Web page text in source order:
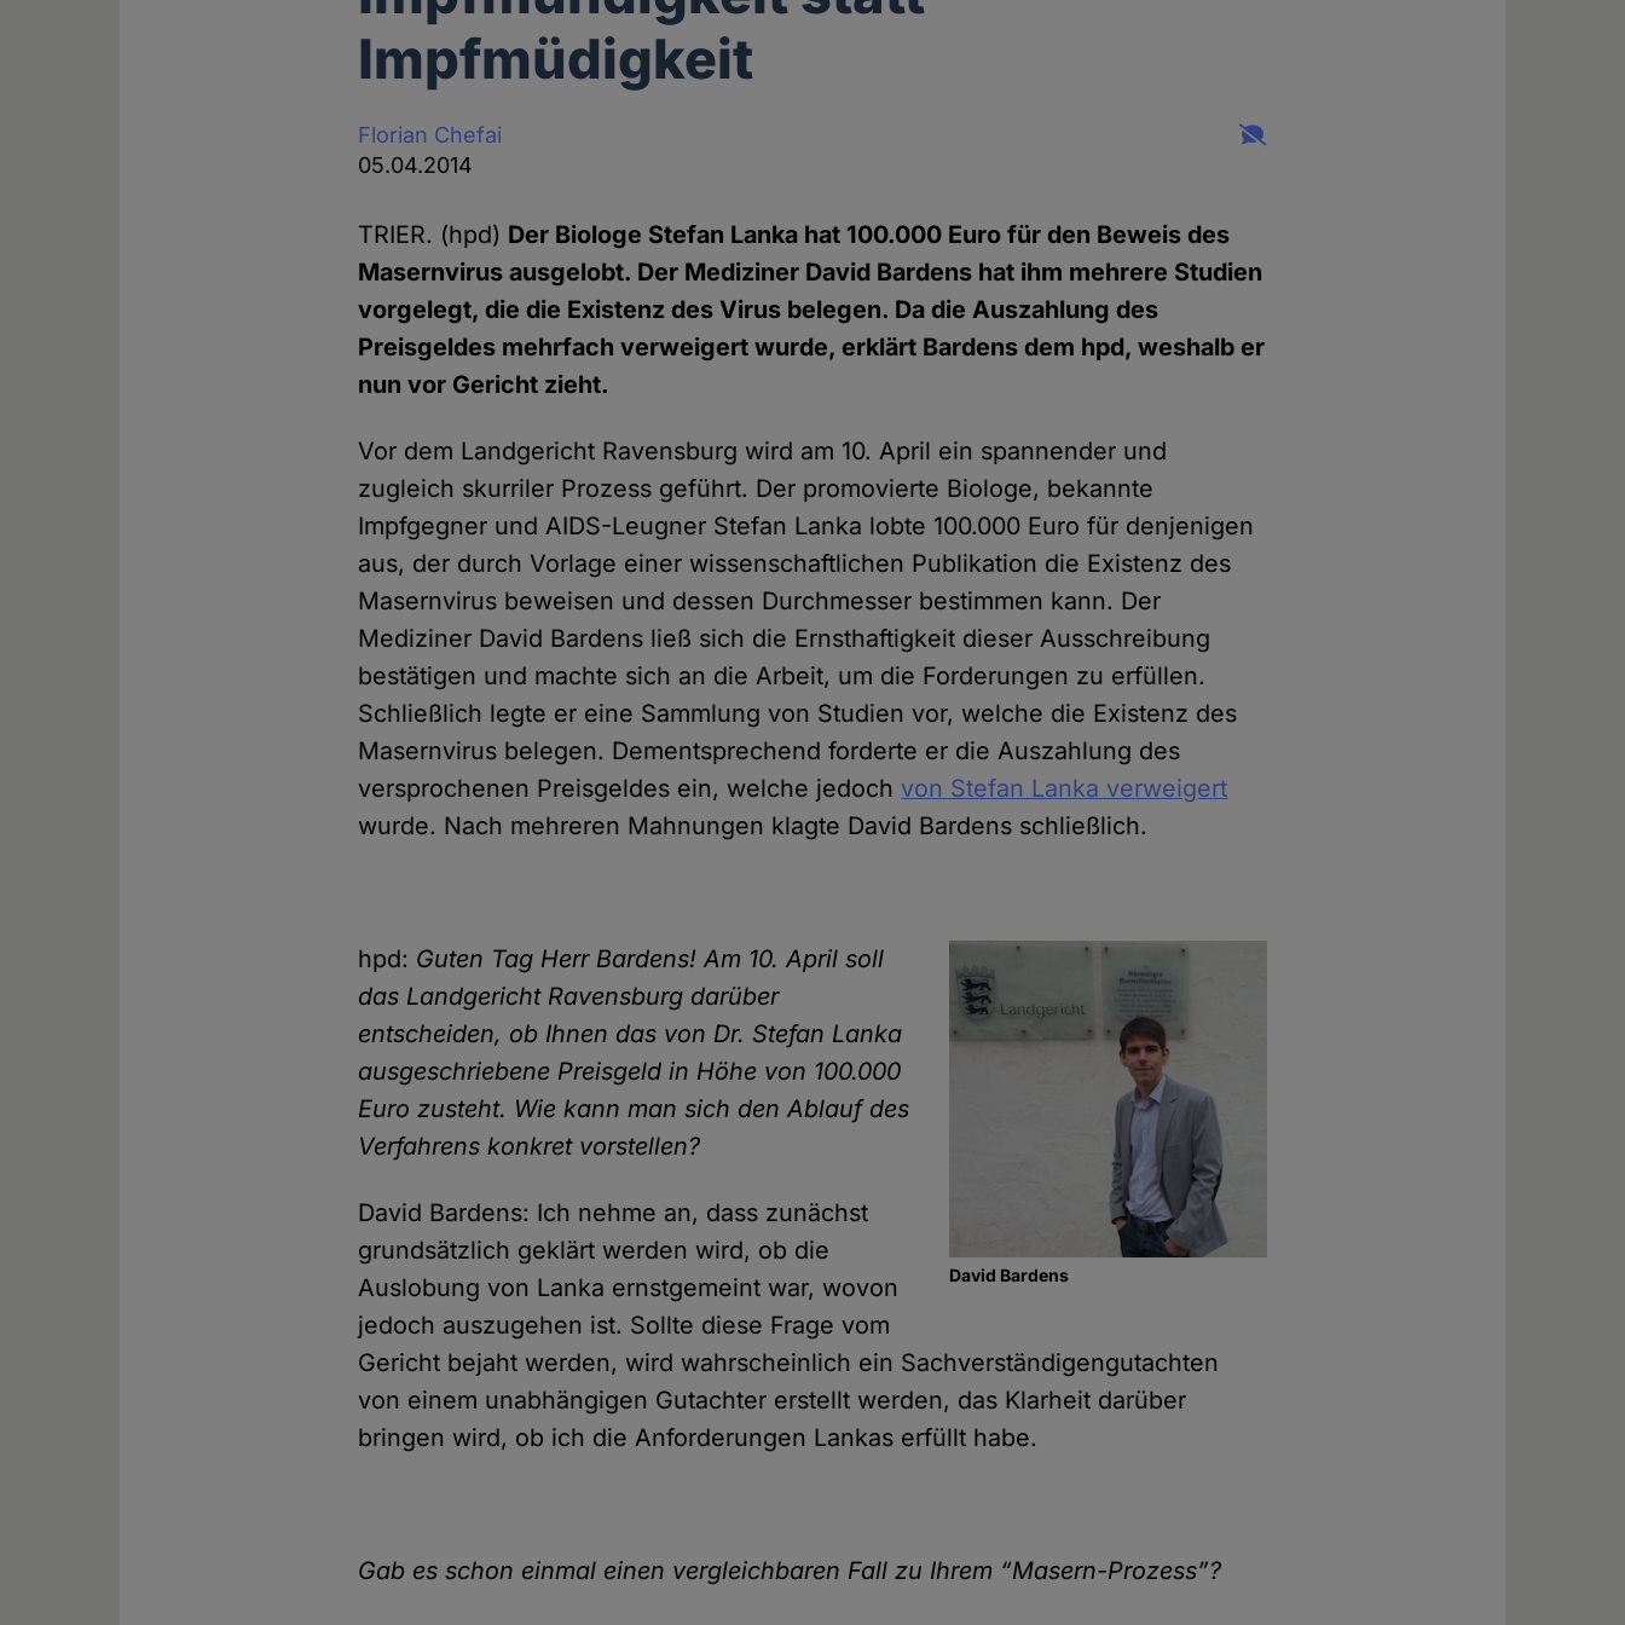
Impfmüdigkeit
Florian Chefai
05.04.2014
TRIER. (hpd) Der Biologe Stefan Lanka hat 100.000 Euro für den Beweis des
Masernvirus ausgelobt. Der Mediziner David Bardens hat ihm mehrere Studien
vorgelegt, die die Existenz des Virus belegen. Da die Auszahlung des
Preisgeldes mehrfach verweigert wurde, erklärt Bardens dem hpd, weshalb er
nun vor Gericht zieht.
Vor dem Landgericht Ravensburg wird am 10. April ein spannender und
zugleich skurriler Prozess geführt. Der promovierte Biologe, bekannte
Impfgegner und AIDS-Leugner Stefan Lanka lobte 100.000 Euro für denjenigen
aus, der durch Vorlage einer wissenschaftlichen Publikation die Existenz des
Masernvirus beweisen und dessen Durchmesser bestimmen kann. Der
Mediziner David Bardens ließ sich die Ernsthaftigkeit dieser Ausschreibung
bestätigen und machte sich an die Arbeit, um die Forderungen zu erfüllen.
Schließlich legte er eine Sammlung von Studien vor, welche die Existenz des
Masernvirus belegen. Dementsprechend forderte er die Auszahlung des
versprochenen Preisgeldes ein, welche jedoch von Stefan Lanka verweigert
wurde. Nach mehreren Mahnungen klagte David Bardens schließlich.
David Bardens
hpd: Guten Tag Herr Bardens! Am 10. April soll
das Landgericht Ravensburg darüber
entscheiden, ob Ihnen das von Dr. Stefan Lanka
ausgeschriebene Preisgeld in Höhe von 100.000
Euro zusteht. Wie kann man sich den Ablauf des
Verfahrens konkret vorstellen?
David Bardens: Ich nehme an, dass zunächst
grundsätzlich geklärt werden wird, ob die
Auslobung von Lanka ernstgemeint war, wovon
jedoch auszugehen ist. Sollte diese Frage vom
Gericht bejaht werden, wird wahrscheinlich ein Sachverständigengutachten
von einem unabhängigen Gutachter erstellt werden, das Klarheit darüber
bringen wird, ob ich die Anforderungen Lankas erfüllt habe.
Gab es schon einmal einen vergleichbaren Fall zu Ihrem “Masern-Prozess”?